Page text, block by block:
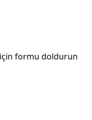
için formu doldurun